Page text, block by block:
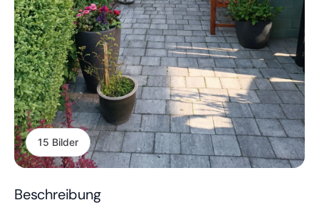
15 Bilder
Beschreibung